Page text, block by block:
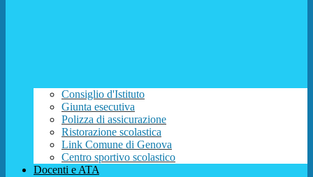
Consiglio d'Istituto
Giunta esecutiva
Polizza di assicurazione
Ristorazione scolastica
Link Comune di Genova
Centro sportivo scolastico
Docenti e ATA